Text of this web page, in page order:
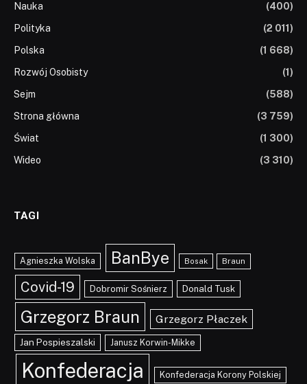
Nauka
(400)
Polityka
(2 011)
Polska
(1 668)
Rozwój Osobisty
(1)
Sejm
(588)
Strona główna
(3 759)
Świat
(1 300)
Wideo
(3 310)
TAGI
Agnieszka Wolska BanBye Bosak Braun
Covid-19 Dobromir Sośnierz Donald Tusk
Grzegorz Braun Grzegorz Płaczek
Jan Pospieszalski Janusz Korwin-Mikke
Konfederacja Konfederacja Korony Polskiej